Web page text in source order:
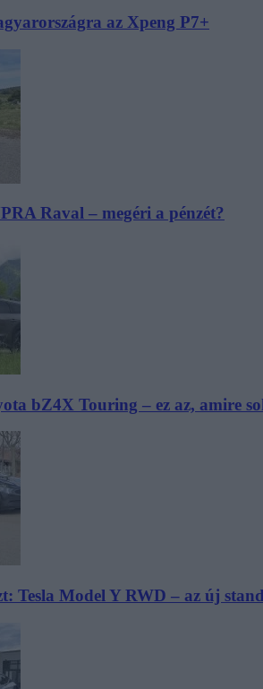
az Xpeng P7+
Raval – megéri a pénzét?
bZ4X Touring – ez az, amire
Tesla Model Y RWD – az új